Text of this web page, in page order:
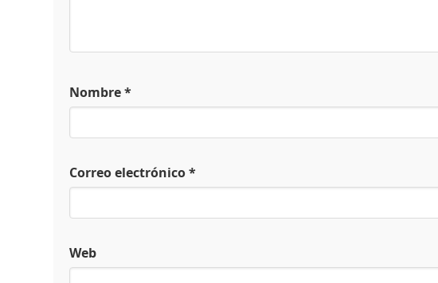
Nombre*
Correo electrónico*
Web